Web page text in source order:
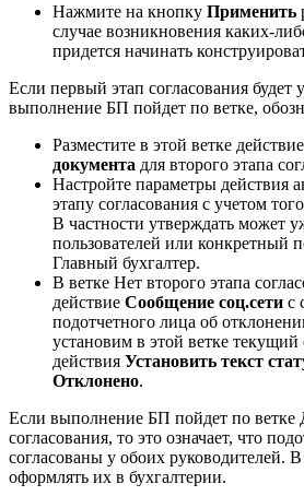
Нажмите на кнопку Применить
случае возникновения каких-
придется начинать
Если первый этап согласования будет
выполнение БП пойдет по ветке,
Разместите в этой ветке действие
документа для второго этапа
Настройте параметры действия
этапу согласования с учетом
В частности утверждать может
пользователей или конкретный
Главный бухгалтер.
В ветке Нет второго этапа
действие Сообщение соц.сети с
подотчетного лица об
установим в этой ветке
действия Установить текст
Отклонено.
Если выполнение БП пойдет по ветке
согласования, то это означает, что
согласованы у обоих руководителей.
оформлять их в бухгалтерии.